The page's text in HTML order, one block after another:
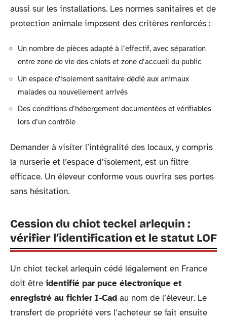
aussi sur les installations. Les normes sanitaires et de
protection animale imposent des critères renforcés :
Un nombre de pièces adapté à l’effectif, avec séparation
entre zone de vie des chiots et zone d’accueil du public
Un espace d’isolement sanitaire dédié aux animaux
malades ou nouvellement arrivés
Des conditions d’hébergement documentées et vérifiables
lors d’un contrôle
Demander à visiter l’intégralité des locaux, y compris
la nurserie et l’espace d’isolement, est un filtre
efficace. Un éleveur conforme vous ouvrira ses portes
sans hésitation.
Cession du chiot teckel arlequin :
vérifier l’identification et le statut LOF
Un chiot teckel arlequin cédé légalement en France
doit être identifié par puce électronique et
enregistré au fichier I-Cad au nom de l’éleveur. Le
transfert de propriété vers l’acheteur se fait ensuite